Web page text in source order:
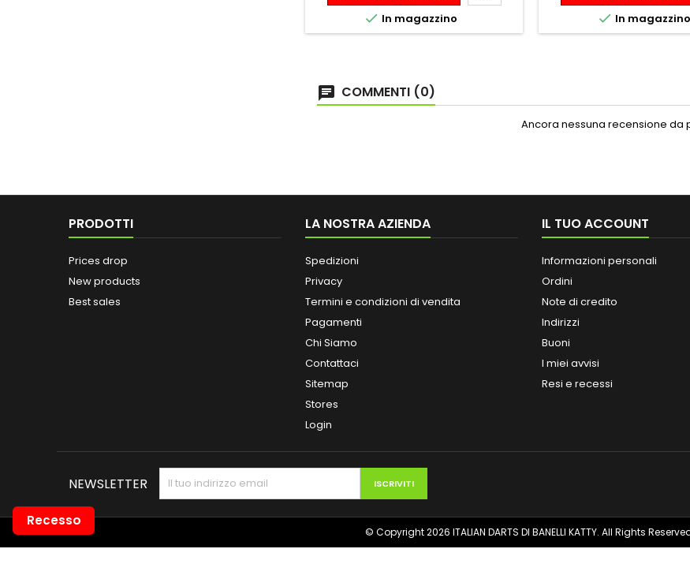
 In magazzino  In magazzino
COMMENTI (0)
Ancora nessuna recensione da
PRODOTTI
Prices drop
New products
Best sales
LA NOSTRA AZIENDA
Spedizioni
Privacy
Termini e condizioni di vendita
Pagamenti
Chi Siamo
Contattaci
Sitemap
Stores
Login
IL TUO ACCOUNT
Informazioni personali
Ordini
Note di credito
Indirizzi
Buoni
I miei avvisi
Resi e recessi
NEWSLETTER
© Copyright 2026 ITALIAN DARTS DI BANELLI KATTY. All Rights
Recesso